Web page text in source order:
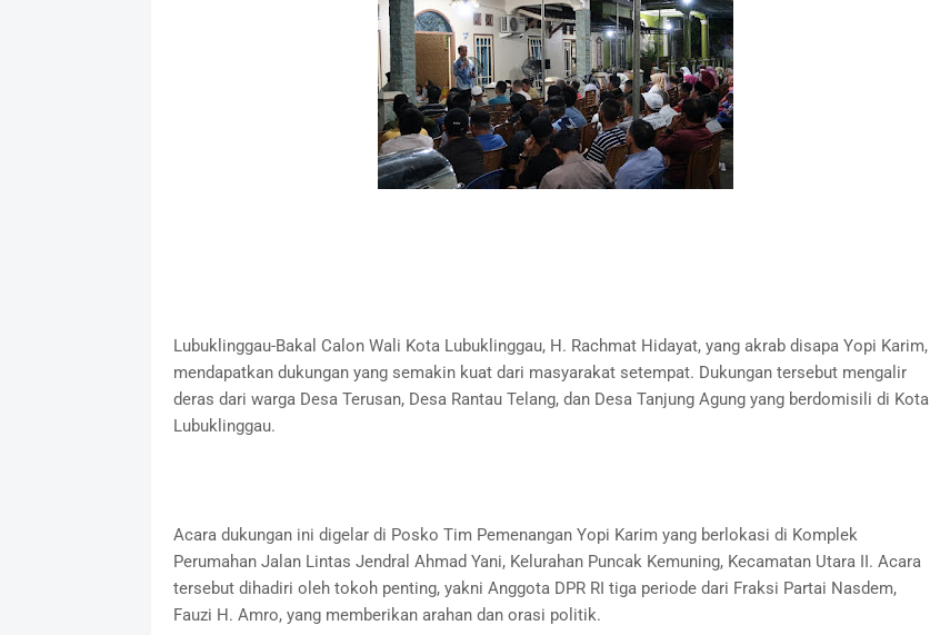
Lubuklinggau-Bakal Calon Wali Kota Lubuklinggau, H. Rachmat Hidayat, yang akrab disapa Yopi Karim,
mendapatkan dukungan yang semakin kuat dari masyarakat setempat. Dukungan tersebut mengalir
deras dari warga Desa Terusan, Desa Rantau Telang, dan Desa Tanjung Agung yang berdomisili di Kota
Lubuklinggau.
Acara dukungan ini digelar di Posko Tim Pemenangan Yopi Karim yang berlokasi di Komplek
Perumahan Jalan Lintas Jendral Ahmad Yani, Kelurahan Puncak Kemuning, Kecamatan Utara II. Acara
tersebut dihadiri oleh tokoh penting, yakni Anggota DPR RI tiga periode dari Fraksi Partai Nasdem,
Fauzi H. Amro, yang memberikan arahan dan orasi politik.